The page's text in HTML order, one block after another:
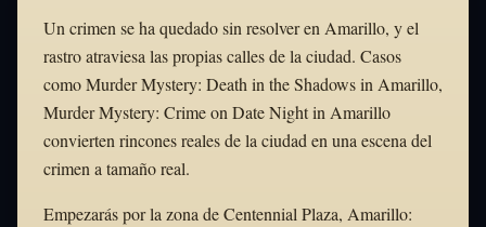
Un crimen se ha quedado sin resolver en Amarillo, y el
rastro atraviesa las propias calles de la ciudad. Casos
como Murder Mystery: Death in the Shadows in Amarillo,
Murder Mystery: Crime on Date Night in Amarillo
convierten rincones reales de la ciudad en una escena del
crimen a tamaño real.
Empezarás por la zona de Centennial Plaza, Amarillo: